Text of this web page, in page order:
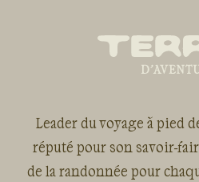
Leader du voyage à pied
réputé pour son savoir-
de la randonnée pour